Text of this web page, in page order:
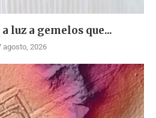
luz a gemelos que...
agosto, 2026